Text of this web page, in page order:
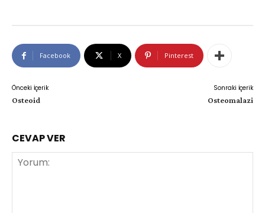
Facebook X Pinterest
Önceki İçerik
Osteoid
Sonraki İçerik
Osteomalazi
CEVAP VER